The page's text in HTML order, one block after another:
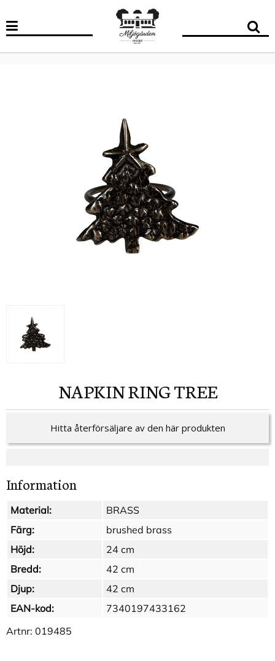
NAPKIN RING TREE
Hitta återförsäljare av den här produkten
Information
Material:
BRASS
Färg:
brushed brass
Höjd:
24 cm
Bredd:
42 cm
Djup:
42 cm
EAN-kod:
7340197433162
Artnr: 019485